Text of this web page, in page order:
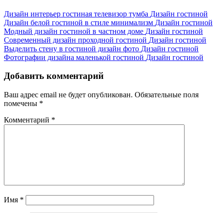
Дизайн интерьер гостиная телевизор тумба Дизайн гостиной
Дизайн белой гостиной в стиле минимализм Дизайн гостиной
Модный дизайн гостиной в частном доме Дизайн гостиной
Современный дизайн проходной гостиной Дизайн гостиной
Выделить стену в гостиной дизайн фото Дизайн гостиной
Фотографии дизайна маленькой гостиной Дизайн гостиной
Добавить комментарий
Ваш адрес email не будет опубликован. Обязательные поля
помечены *
Комментарий *
Имя *